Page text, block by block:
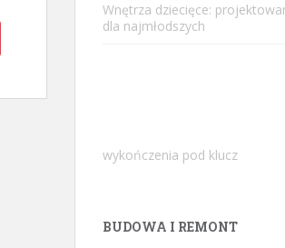
Wnętrza dziecięce:
dla najmłodszych
wykończenia pod klucz
BUDOWA I REMONT